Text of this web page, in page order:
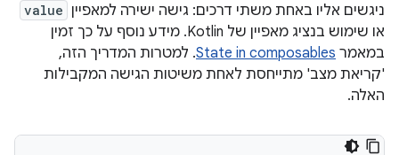
ניגשים אליו באחת משתי דרכים: גישה ישירה למאפיין value
או שימוש בנציג מאפיין של Kotlin. מידע נוסף על כך זמין
במאמר State in composables. למטרות המדריך הזה,
'קריאת מצב' מתייחסת לאחת משיטות הגישה המקבילות
האלה.